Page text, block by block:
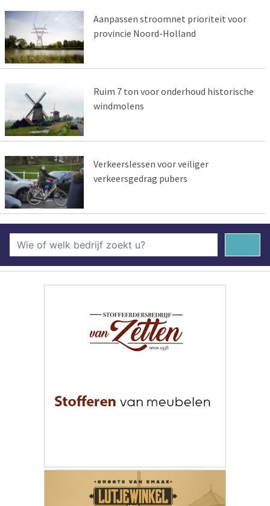
Aanpassen stroomnet prioriteit voor
provincie Noord-Holland
Ruim 7 ton voor onderhoud historische
windmolens
Verkeerslessen voor veiliger
verkeersgedrag pubers